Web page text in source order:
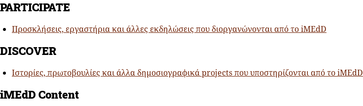
PARTICIPATE
Προσκλήσεις, εργαστήρια και άλλες εκδηλώσεις που διοργανώνονται από το iMEdD
DISCOVER
Ιστορίες, πρωτοβουλίες και άλλα δημοσιογραφικά projects που υποστηρίζονται από το iMEdD
iMEdD Cοntent